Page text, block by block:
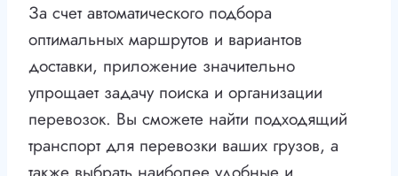
За счет автоматического подбора
оптимальных маршрутов и вариантов
доставки, приложение значительно
упрощает задачу поиска и организации
перевозок. Вы сможете найти подходящий
транспорт для перевозки ваших грузов, а